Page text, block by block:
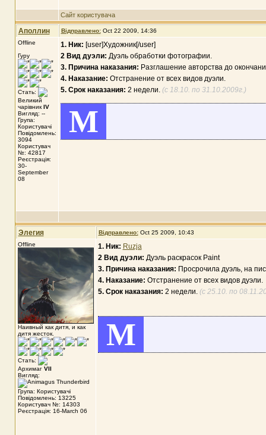
Сайт користувача
Аполлин Відправлено: Oct 22 2009, 14:36
Offline
Гуру
Стать:
Великий
чарівник IV
Вигляд: --
Група:
Користувачі
Повідомлень:
3094
Користувач
№: 42817
Реєстрація:
30-
September
08
1. Ник: [user]Художник[/user]
2 Вид дуэли: Дуэль обработки фотографии.
3. Причина наказания: Разглашение авторства до
4. Наказание: Отстранение от всех видов дуэли.
5. Срок наказания: 2 недели. (с 18.10. по 31.10.2009г.)
M
Элегия Відправлено: Oct 25 2009, 10:43
Offline
Наивный как дитя, и как
дитя жесток.
Стать:
Архимаг VII
Вигляд:
Група: Користувачі
Повідомлень: 13225
Користувач №: 14303
Реєстрація: 16-March 06
1. Ник: Ruzja
2 Вид дуэли: Дуэль раскрасок Paint
3. Причина наказания: Просрочила дуэль, на
4. Наказание: Отстранение от всех видов дуэли.
5. Срок наказания: 2 недели. (с 25.10. по
M